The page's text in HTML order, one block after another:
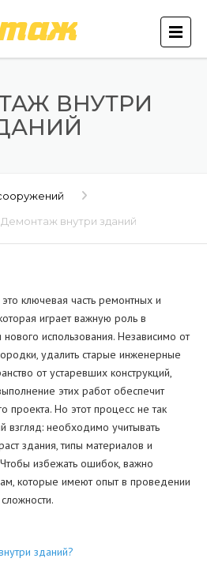
ВНУТРИ
Демонтаж внутри зданий
ключевая часть ремонтных и
играет важную роль в
использования. Независимо от
удалить старые инженерные
от устаревших конструкций,
этих работ обеспечит
проекта. Но этот процесс не так
взгляд: необходимо учитывать
здания, типы материалов и
избежать ошибок, важно
которые имеют опыт в проведении
зданий?